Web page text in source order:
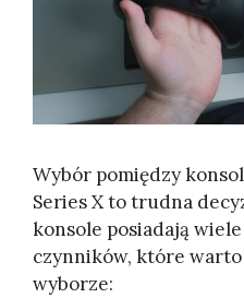
Wybór pomiędzy
Series X to trudna
konsole posiadają
czynników, które
wyborze: